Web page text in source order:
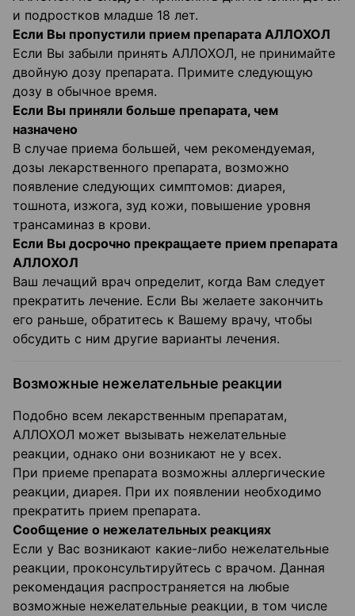
и подростков младше 18 лет.
Если Вы пропустили прием препарата АЛЛОХОЛ
Если Вы забыли принять АЛЛОХОЛ, не принимайте
двойную дозу препарата. Примите следующую
дозу в обычное время.
Если Вы приняли больше препарата, чем
назначено
В случае приема большей, чем рекомендуемая,
дозы лекарственного препарата, возможно
появление следующих симптомов: диарея,
тошнота, изжога, зуд кожи, повышение уровня
трансаминаз в крови.
Если Вы досрочно прекращаете прием препарата
АЛЛОХОЛ
Ваш лечащий врач определит, когда Вам следует
прекратить лечение. Если Вы желаете закончить
его раньше, обратитесь к Вашему врачу, чтобы
обсудить с ним другие варианты лечения.
Возможные нежелательные реакции
Подобно всем лекарственным препаратам,
АЛЛОХОЛ может вызывать нежелательные
реакции, однако они возникают не у всех.
При приеме препарата возможны аллергические
реакции, диарея. При их появлении необходимо
прекратить прием препарата.
Сообщение о нежелательных реакциях
Если у Вас возникают какие-либо нежелательные
реакции, проконсультируйтесь с врачом. Данная
рекомендация распространяется на любые
возможные нежелательные реакции, в том числе